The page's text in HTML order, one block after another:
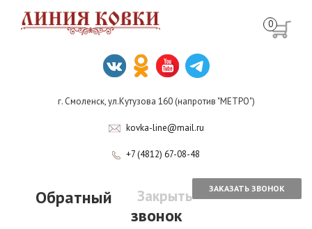
г. Смоленск, ул.Кутузова 160 (напротив "МЕТРО")
kovka-line@mail.ru
+7 (4812) 67-08-48
ЗАКАЗАТЬ ЗВОНОК
Закрыть
Обратный
звонок
0